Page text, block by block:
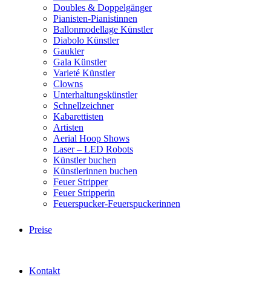
Doubles & Doppelgänger
Pianisten-Pianistinnen
Ballonmodellage Künstler
Diabolo Künstler
Gaukler
Gala Künstler
Varieté Künstler
Clowns
Unterhaltungskünstler
Schnellzeichner
Kabarettisten
Artisten
Aerial Hoop Shows
Laser – LED Robots
Künstler buchen
Künstlerinnen buchen
Feuer Stripper
Feuer Stripperin
Feuerspucker-Feuerspuckerinnen
Preise
Kontakt